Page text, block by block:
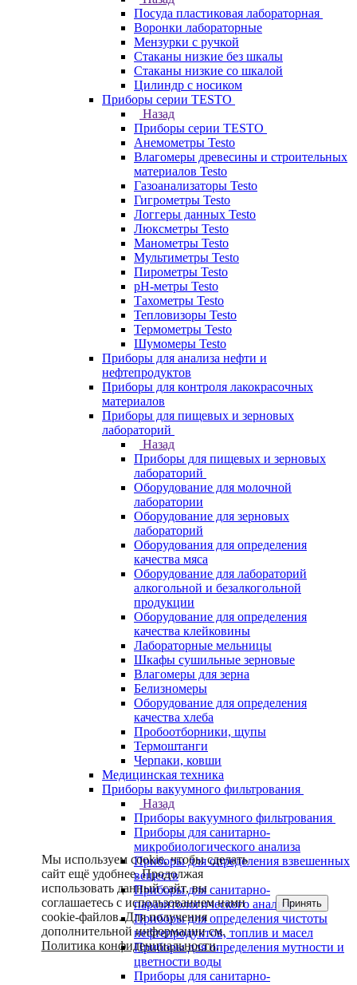
Посуда пластиковая лабораторная
Воронки лабораторные
Мензурки с ручкой
Стаканы низкие без шкалы
Стаканы низкие со шкалой
Цилиндр с носиком
Приборы серии TESTO
Назад
Приборы серии TESTO
Анемометры Testo
Влагомеры древесины и строительных
материалов Testo
Газоанализаторы Testo
Гигрометры Testo
Логгеры данных Testo
Люксметры Testo
Манометры Testo
Мультиметры Testo
Пирометры Testo
pH-метры Testo
Тахометры Testo
Тепловизоры Testo
Термометры Testo
Шумомеры Testo
Приборы для анализа нефти и
нефтепродуктов
Приборы для контроля лакокрасочных
материалов
Приборы для пищевых и зерновых
лабораторий
Назад
Приборы для пищевых и зерновых
лабораторий
Оборудование для молочной
лаборатории
Оборудование для зерновых
лабораторий
Оборудования для определения
качества мяса
Оборудование для лабораторий
алкогольной и безалкогольной
продукции
Оборудование для определения
качества клейковины
Лабораторные мельницы
Шкафы сушильные зерновые
Влагомеры для зерна
Белизномеры
Оборудование для определения
качества хлеба
Пробоотборники, щупы
Термоштанги
Черпаки, ковши
Медицинская техника
Приборы вакуумного фильтрования
Назад
Приборы вакуумного фильтрования
Приборы для санитарно-
микробиологического анализа
Приборы для определения взвешенных
веществ
Приборы для санитарно-
паразитологического анализа
Приборы для определения чистоты
нефтепродуктов, топлив и масел
Приборы для определения мутности и
цветности воды
Приборы для санитарно-
Мы используем cookie, чтобы сделать
сайт ещё удобнее. Продолжая
использовать данный сайт, вы
соглашаетесь с использованием нами
cookie-файлов. Для получения
дополнительной информации см.
Политика конфиденциальности.
Принять